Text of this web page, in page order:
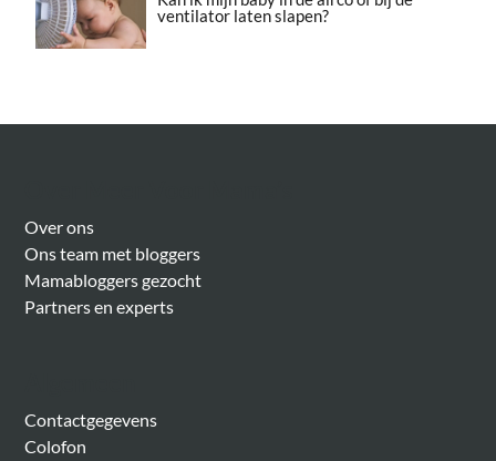
ventilator laten slapen?
Over ons
Ons team met bloggers
Mamabloggers gezocht
Partners en experts
Contactgegevens
Colofon